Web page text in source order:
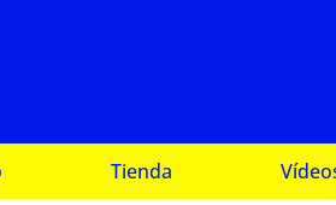
Tienda